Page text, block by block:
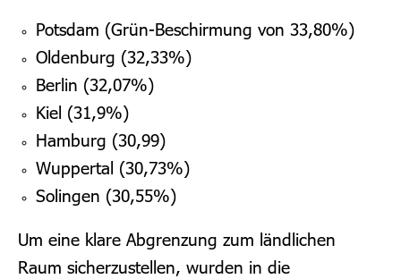
Potsdam (Grün-Beschirmung von 33,80%)
Oldenburg (32,33%)
Berlin (32,07%)
Kiel (31,9%)
Hamburg (30,99)
Wuppertal (30,73%)
Solingen (30,55%)
Um eine klare Abgrenzung zum ländlichen
Raum sicherzustellen, wurden in die